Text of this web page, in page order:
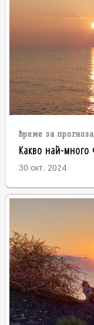
време за прогноза
Какво най-
30 окт. 2024